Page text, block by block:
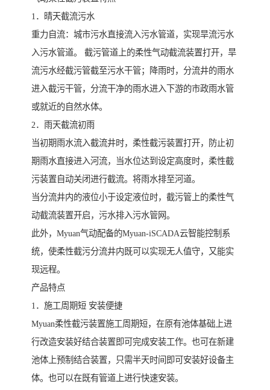
1．晴天截流污水
重力自流：城市污水直接流入污水管道，实现旱流污水
入污水管道。 截污管道上的柔性气动截流装置打开，旱
流污水经截污管截至污水干管；降雨时，分流井的雨水
进入截污干管，分流干净的雨水进入下游的市政雨水管
或就近的自然水体。
2．雨天截流初雨
当初期雨水流入截流井时，柔性截污装置打开，防止初
期雨水直接进入河流，当水位达到设定高度时，柔性截
污装置自动关闭进行截流。将雨水排至河道。
当分流井内的液位小于设定液位时，截污管上的柔性气
动截流装置开启，污水排入污水管网。
此外，Myuan气动配备的Myuan-iSCADA云智能控制系
统，使柔性截污分流井内既可以实现无人值守，又能实
现远程。
产品特点
1．施工周期短 安装便捷
Myuan柔性截污装置施工周期短，在原有池体基础上进
行改造安装好结合装置即可完成安装工作。也可在新建
池体上预制结合装置，只需半天时间即可安装好设备主
体。也可以在既有管道上进行快速安装。